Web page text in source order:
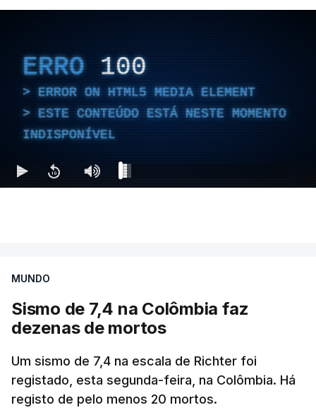
ERRO 100
ERROR ON HTML5 MEDIA ELEMENT
ESTE CONTEÚDO ESTÁ NESTE MOMENTO
INDISPONÍVEL
MUNDO
Sismo de 7,4 na Colômbia faz
dezenas de mortos
Um sismo de 7,4 na escala de Richter foi
registado, esta segunda-feira, na Colômbia. Há
registo de pelo menos 20 mortos.